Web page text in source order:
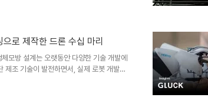
제작이 이제는 대학 안에서도 구현되고
이 결합되면서, 생각한 것을 바로 만들어
과거에 졸업 작품이 아이디어를 시각화한
로 제작한 드론 수십 마리
모방 설계는 오랫동안 다양한 기술 개발에
제조 기술이 발전하면서, 실제 로봇 개발과
. Festo가 개발한 초소형 자율 비행 로봇